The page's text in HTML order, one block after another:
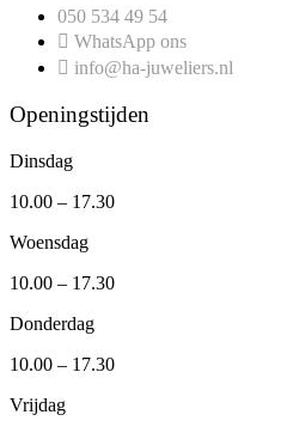
050 534 49 54
WhatsApp ons
info@ha-juweliers.nl
Openingstijden
Dinsdag
10.00 – 17.30
Woensdag
10.00 – 17.30
Donderdag
10.00 – 17.30
Vrijdag